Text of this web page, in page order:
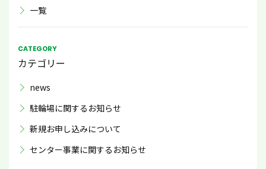
一覧
CATEGORY
カテゴリー
news
駐輪場に関するお知らせ
新規お申し込みについて
センター事業に関するお知らせ